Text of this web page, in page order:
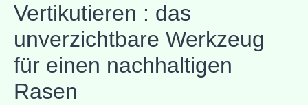
Vertikutieren : das
unverzichtbare Werkzeug
für einen nachhaltigen
Rasen